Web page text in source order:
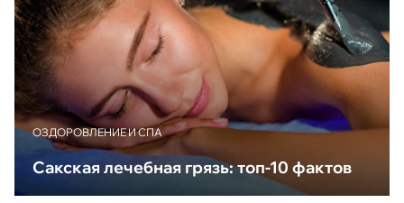
ОЗДОРОВЛЕНИЕ И СПА
Сакская лечебная грязь: топ-10 фактов